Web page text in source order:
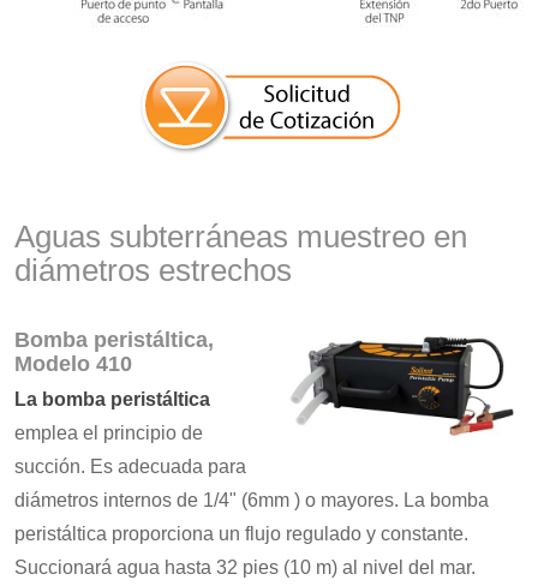
Aguas subterráneas muestreo en
diámetros estrechos
Bomba peristáltica,
Modelo 410
La bomba peristáltica
emplea el principio de
succión. Es adecuada para
diámetros internos de 1/4" (6mm ) o mayores. La bomba
peristáltica proporciona un flujo regulado y constante.
Succionará agua hasta 32 pies (10 m) al nivel del mar.